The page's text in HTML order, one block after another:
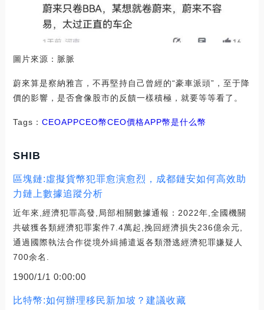
圖片來源：脈脈
蔚來算是察納雅言，不再堅持自己曾經的“豪車派頭”，至于降
價的影響，是否會像股市的反饋一樣積極，就要等等看了。
Tags： CEOAPPCEO幣CEO價格APP幣是什么幣
SHIB
區塊鏈:虛擬貨幣犯罪愈演愈烈，成都鏈安如何高效助
力鏈上數據追蹤分析
近年來,經濟犯罪高發,局部相關數據通報：2022年,全國機關
共破獲各類經濟犯罪案件7.4萬起,挽回經濟損失236億余元,
通過國際執法合作從境外緝捕遣返各類潛逃經濟犯罪嫌疑人
700余名.
1900/1/1 0:00:00
比特幣:如何辦理移民新加坡？建議收藏